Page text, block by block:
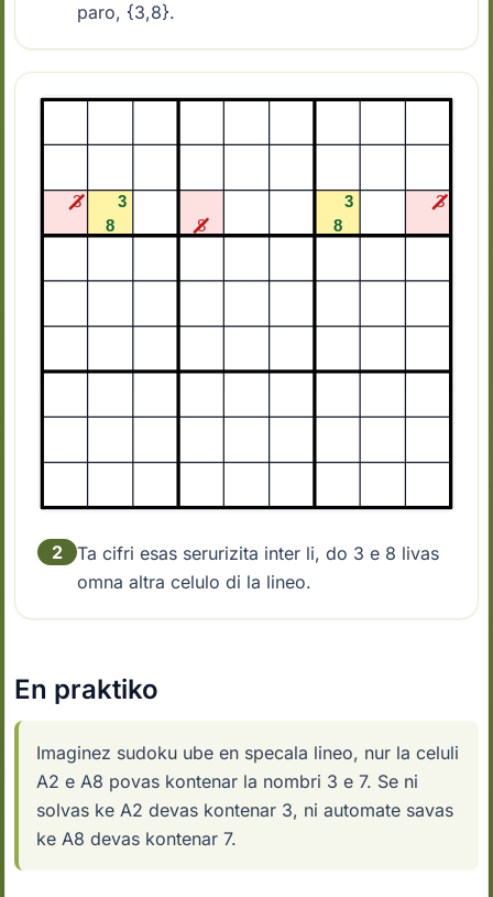
paro, {3,8}.
2
Ta cifri esas serurizita inter li, do 3 e 8 livas
omna altra celulo di la lineo.
En praktiko
Imaginez sudoku ube en specala lineo, nur la celuli
A2 e A8 povas kontenar la nombri 3 e 7. Se ni
solvas ke A2 devas kontenar 3, ni automate savas
ke A8 devas kontenar 7.